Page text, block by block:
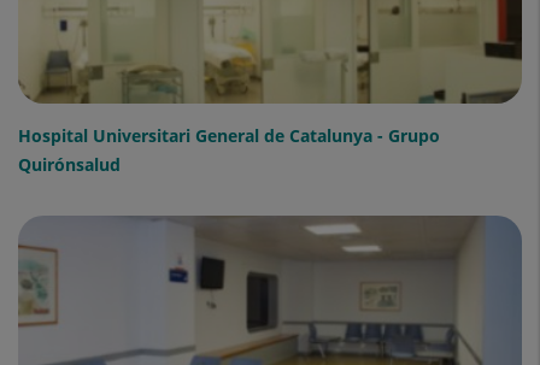
Hospital Universitari General de Catalunya - Grupo
Quirónsalud